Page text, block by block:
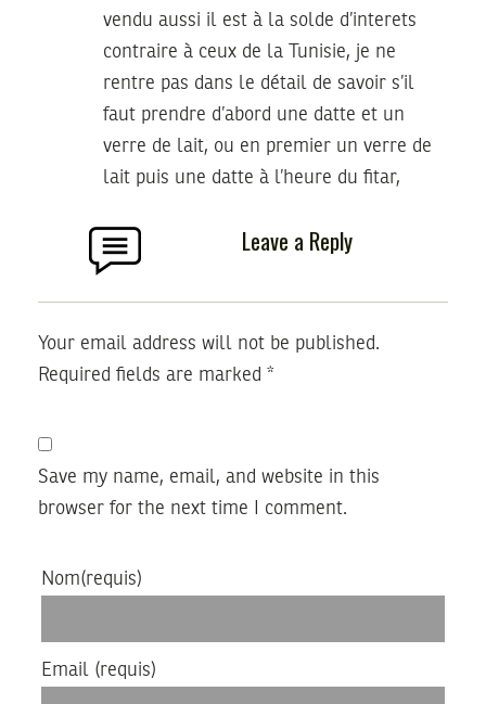
vendu aussi il est à la solde d’interets
contraire à ceux de la Tunisie, je ne
rentre pas dans le détail de savoir s’il
faut prendre d’abord une datte et un
verre de lait, ou en premier un verre de
lait puis une datte à l’heure du fitar,
Leave a Reply
Your email address will not be published.
Required fields are marked *
Save my name, email, and website in this
browser for the next time I comment.
Nom(requis)
Email (requis)